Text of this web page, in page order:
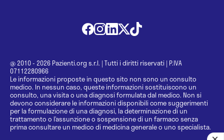
@ 2010 - 2026 Pazienti.org s.r.l. | Tutti i diritti riservati | P.IVA
07112280966
Le informazioni proposte in questo sito non sono un consulto
medico. In nessun caso, queste informazioni sostituiscono un
consulto, una visita o una diagnosi formulata dal medico. Non si
devono considerare le informazioni disponibili come suggerimenti
per la formulazione di una diagnosi, la determinazione di un
trattamento o l’assunzione o sospensione di un farmaco senza
prima consultare un medico di medicina generale o uno specialista.